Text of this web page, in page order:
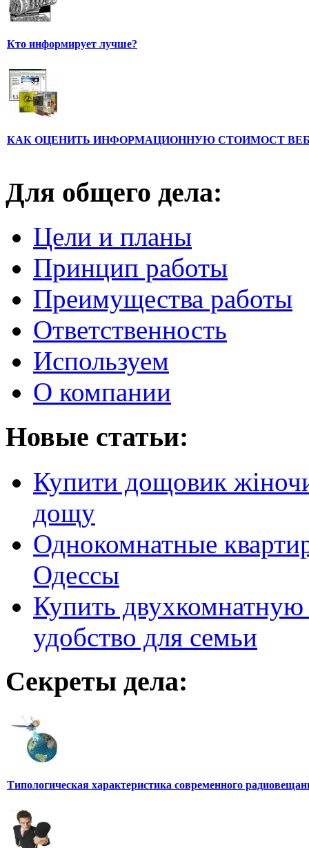
Кто информирует лучше?
КАК ОЦЕНИТЬ ИНФОРМАЦИОННУЮ СТОИМОСТ
Для общего дела:
Цели и планы
Принцип работы
Преимущества работы
Ответственность
Используем
О компании
Новые статьи:
Купити дощовик
дощу
Однокомнатные
Одессы
Купить
удобство для семьи
Секреты дела:
Типологическая характеристика современного